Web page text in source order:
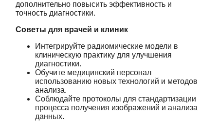
дополнительно повысить эффективность и
точность диагностики.
Советы для врачей и клиник
Интегрируйте радиомические модели в
клиническую практику для улучшения
диагностики.
Обучите медицинский персонал
использованию новых технологий и методов
анализа.
Соблюдайте протоколы для стандартизации
процесса получения изображений и анализа
данных.